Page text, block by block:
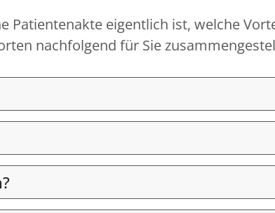
eigentlich ist, welche
nachfolgend für Sie